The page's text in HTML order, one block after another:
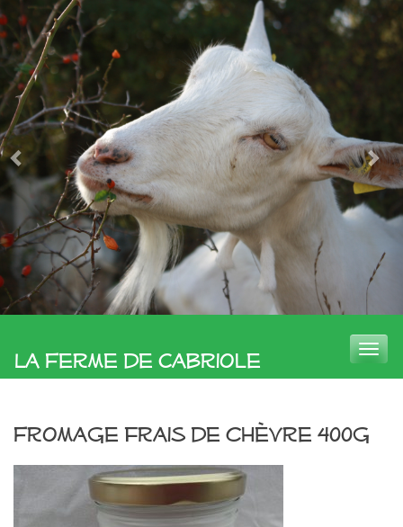
La Ferme de Cabriole
Toggle
Fromage frais de chèvre 400g